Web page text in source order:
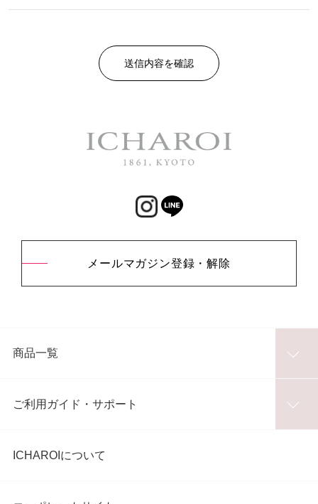
メールマガジン登録・解除
商品一覧
ご利用ガイド・サポート
ICHAROIについて